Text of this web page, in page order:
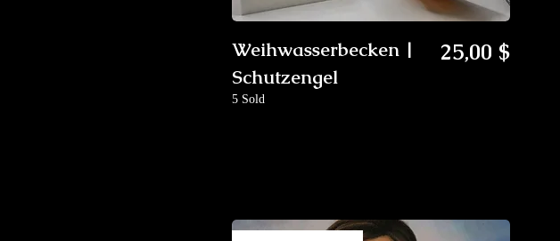
Weihwasserbecken |
Schutzengel
Preis
25,00 $
5 Sold